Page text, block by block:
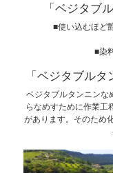
「ベジタブ
■使い込むほど
■染
「ベジタブル
ベジタブルタンニンな
らなめすために作業工
があります。そのため